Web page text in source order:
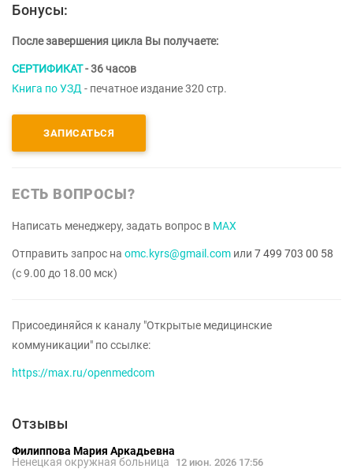
Бонусы:
После завершения цикла Вы получаете:
СЕРТИФИКАТ- 36 часов
Книга по УЗД - печатное издание 320 стр.
ЗАПИСАТЬСЯ
ЕСТЬ ВОПРОСЫ?
Написать менеджеру, задать вопрос в MAX
Отправить запрос на omc.kyrs@gmail.com или 7 499 703 00 58
(с 9.00 до 18.00 мск)
Присоединяйся к каналу "Открытые медицинские
коммуникации" по ссылке:
https://max.ru/openmedcom
Отзывы
Филиппова Мария Аркадьевна
Ненецкая окружная больница
12 июн. 2026 17:56